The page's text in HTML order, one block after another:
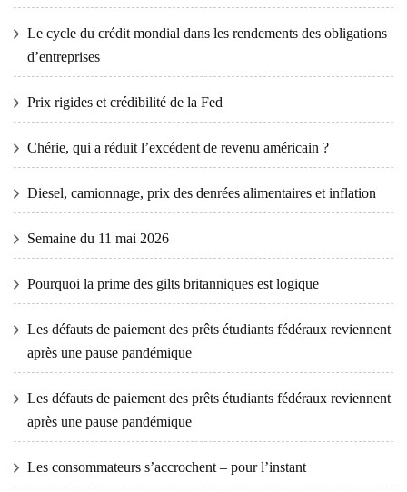
Le cycle du crédit mondial dans les rendements des obligations
d’entreprises
Prix ​​​​rigides et crédibilité de la Fed
Chérie, qui a réduit l’excédent de revenu américain ?
Diesel, camionnage, prix des denrées alimentaires et inflation
Semaine du 11 mai 2026
Pourquoi la prime des gilts britanniques est logique
Les défauts de paiement des prêts étudiants fédéraux reviennent
après une pause pandémique
Les défauts de paiement des prêts étudiants fédéraux reviennent
après une pause pandémique
Les consommateurs s’accrochent – ​​pour l’instant